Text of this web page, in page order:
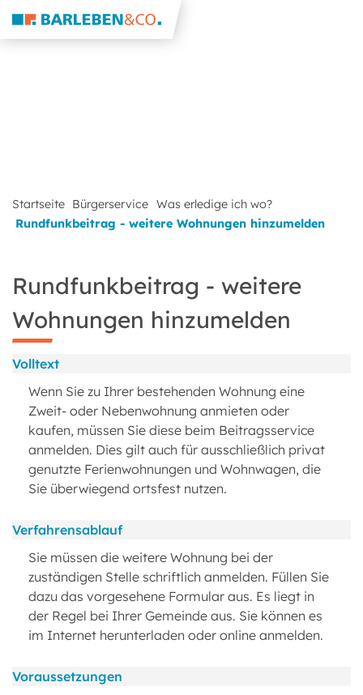
Startseite Bürgerservice Was erledige ich wo?
Rundfunkbeitrag - weitere Wohnungen hinzumelden
Rundfunkbeitrag - weitere
Wohnungen hinzumelden
Volltext
Wenn Sie zu Ihrer bestehenden Wohnung eine
Zweit- oder Nebenwohnung anmieten oder
kaufen, müssen Sie diese beim Beitragsservice
anmelden. Dies gilt auch für ausschließlich privat
genutzte Ferienwohnungen und Wohnwagen, die
Sie überwiegend ortsfest nutzen.
Verfahrensablauf
Sie müssen die weitere Wohnung bei der
zuständigen Stelle schriftlich anmelden. Füllen Sie
dazu das vorgesehene Formular aus. Es liegt in
der Regel bei Ihrer Gemeinde aus. Sie können es
im Internet herunterladen oder online anmelden.
Voraussetzungen